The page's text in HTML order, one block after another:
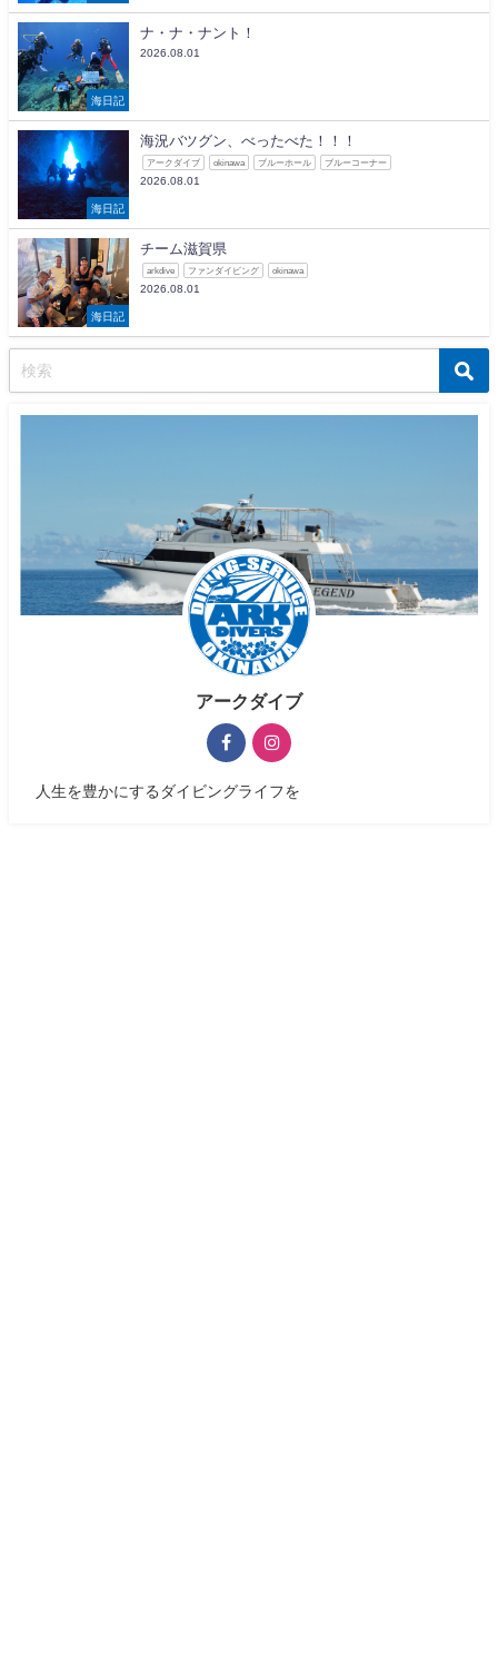
海日記
ナ・ナ・ナント！
2026.08.01
海日記
海況バツグン、べったべた！！！
アークダイブ okinawa ブルーホール ブルーコーナー
2026.08.01
海日記
チーム滋賀県
arkdive ファンダイビング okinawa
2026.08.01
アークダイブ
人生を豊かにするダイビングライフを